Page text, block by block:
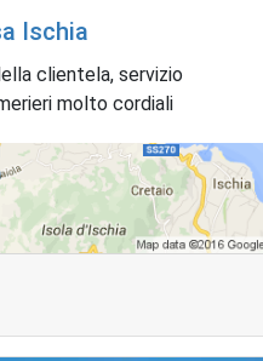
Ischia
clientela, servizio
molto cordiali